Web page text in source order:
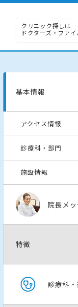
クリニック探しは
ドクターズ・ファ
基本情報
アクセス情報
診療科・部門
施設情報
院長メ
特徴
診療科